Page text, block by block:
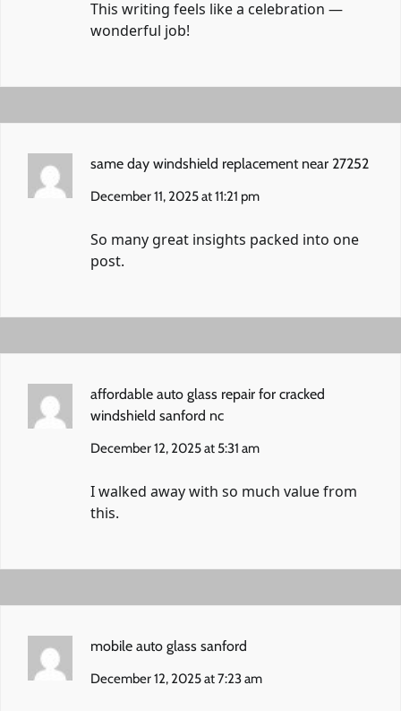
This writing feels like a celebration —
wonderful job!
same day windshield replacement near 27252
December 11, 2025 at 11:21 pm
So many great insights packed into one
post.
affordable auto glass repair for cracked
windshield sanford nc
December 12, 2025 at 5:31 am
I walked away with so much value from
this.
mobile auto glass sanford
December 12, 2025 at 7:23 am